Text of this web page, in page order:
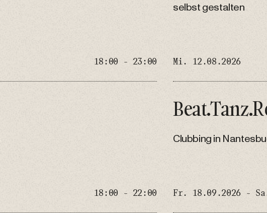
18:00 - 23:00
selbst gestalten
Mi. 12.08.2026
18:00 - 22:00
Clubbing in
Fr. 18.09.2026 -